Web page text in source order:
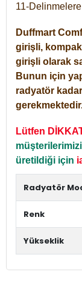
11-
Duffmart
girişli,
girişli olarak
Bunun için
radyatör kadar
Lütfen
üretildiği için
Radyatör
Renk
Yükseklik